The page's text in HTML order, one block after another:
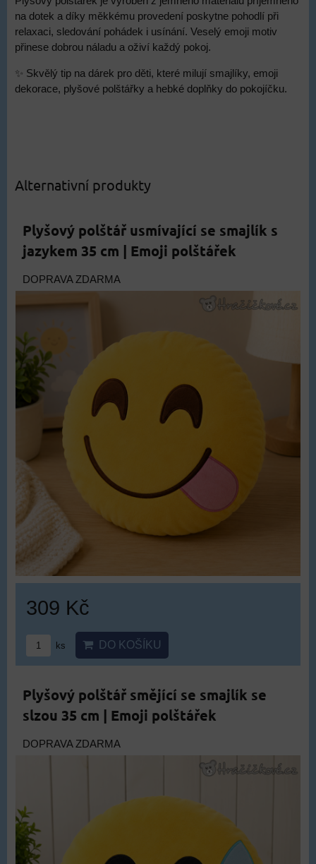
na dotek a díky měkkému provedení poskytne pohodlí při
relaxaci, sledování pohádek i usínání. Veselý emoji motiv
přinese dobrou náladu a oživí každý pokoj.
✨ Skvělý tip na dárek pro děti, které milují smajlíky, emoji
dekorace, plyšové polštářky a hebké doplňky do pokojíčku.
Alternativní produkty
Plyšový polštář usmívající se smajlík s
jazykem 35 cm | Emoji polštářek
DOPRAVA ZDARMA
309 Kč
ks DO KOŠÍKU
Plyšový polštář smějící se smajlík se
slzou 35 cm | Emoji polštářek
DOPRAVA ZDARMA